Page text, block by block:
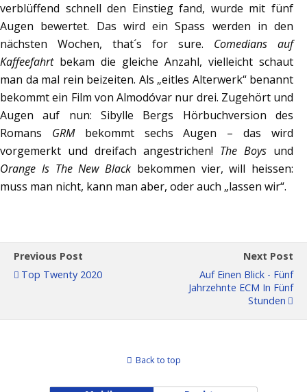
verblüffend schnell den Einstieg fand, wurde mit fünf
Augen bewertet. Das wird ein Spass werden in den
nächsten Wochen, that´s for sure. Comedians auf
Kaffeefahrtbekam die gleiche Anzahl, vielleicht schaut
man da mal rein beizeiten. Als „eitles Alterwerk“ benannt
bekommt ein Film von Almodóvar nur drei. Zugehört und
Augen auf nun: Sibylle Bergs Hörbuchversion des
Romans GRMbekommt sechs Augen – das wird
vorgemerkt und dreifach angestrichen! The Boys und
Orange Is The New Black bekommen vier, will heissen:
muss man nicht, kann man aber, oder auch „lassen wir“.
Previous Post
Top Twenty 2020
Next Post
Auf Einen Blick - Fünf
Jahrzehnte ECM In Fünf
Stunden
Back to top